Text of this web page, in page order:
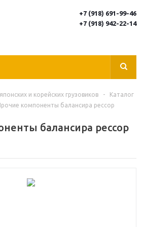
+7 (918) 691-99-46
+7 (918) 942-22-14
и корейских грузовиков -
Каталог
компоненты балансира рессор
балансира рессор